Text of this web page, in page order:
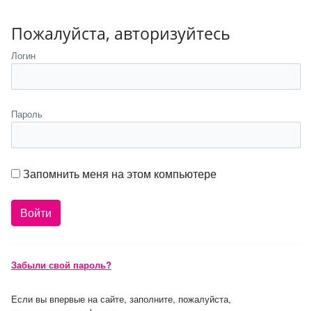
Пожалуйста, авторизуйтесь
Логин
Пароль
Запомнить меня на этом компьютере
Забыли свой пароль?
Если вы впервые на сайте, заполните, пожалуйста,